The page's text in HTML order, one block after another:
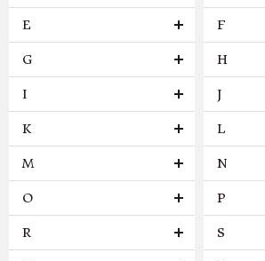
E F
G H
I J
K L
M N
O P
R S